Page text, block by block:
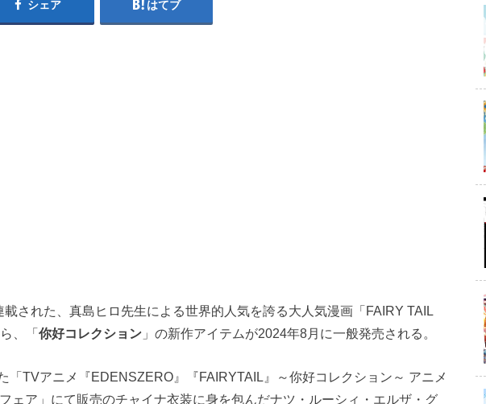
シェア はてブ
された、真島ヒロ先生による世界的人気を誇る大人気漫画「FAIRY TAIL
、「你好コレクション 」の新作アイテムが2024年8月に一般発売される。
「TVアニメ『EDENSZERO』『FAIRYTAIL』～你好コレクション～ アニメ
ェア」にて販売のチャイナ衣装に身を包んだナツ・ルーシィ・エルザ・グ